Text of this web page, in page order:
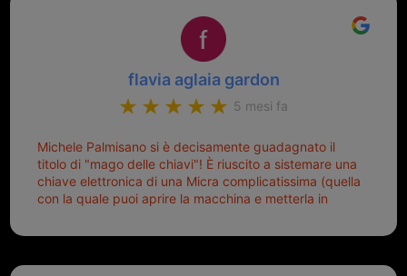
flavia aglaia gardon
5 mesi fa
Michele Palmisano si è decisamente guadagnato il
titolo di "mago delle chiavi"! È riuscito a sistemare una
chiave elettronica di una Micra complicatissima (quella
con la quale puoi aprire la macchina e metterla in
pronta per la pattumiera... Avevo passato mesi con le
il coperchietto, la chiave era fissata con un filo di